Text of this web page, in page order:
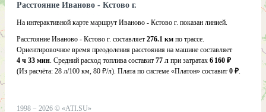
Расстояние Иваново - Кстово г.
На интерактивной карте маршрут Иваново - Кстово г. показан линией.
Расстояние Иваново - Кстово г. составляет 276.1 км по трассе.
Ориентировочное время преодоления расстояния на машине составляет
4 ч 33 мин. Средний расход топлива составит 77 л при затратах 6 160 ₽
(Из расчёта: 28 л/100 км, 80 ₽/л). Плата по системе «Платон» составит 0 ₽.
1998 − 2026 © «ATI.SU»